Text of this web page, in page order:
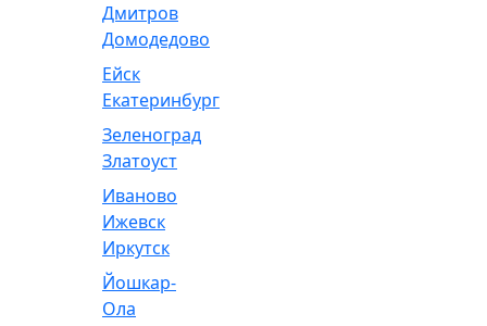
Дмитров
Домодедово
Ейск
Екатеринбург
Зеленоград
Златоуст
Иваново
Ижевск
Иркутск
Йошкар-
Ола